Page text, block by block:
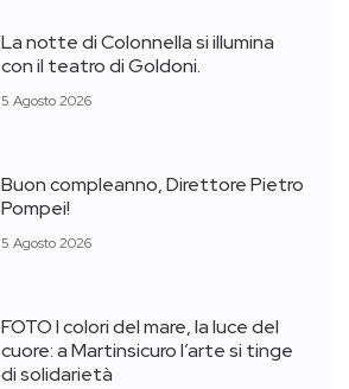
La notte di Colonnella si illumina
con il teatro di Goldoni.
5 Agosto 2026
Buon compleanno, Direttore Pietro
Pompei!
5 Agosto 2026
FOTO I colori del mare, la luce del
cuore: a Martinsicuro l’arte si tinge
di solidarietà